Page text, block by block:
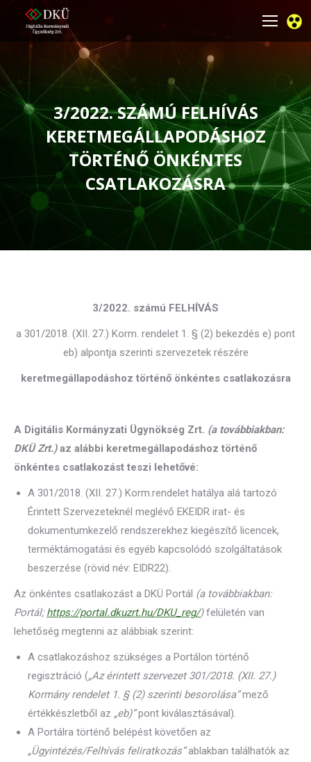
3/2022. SZÁMÚ FELHÍVÁS
KERETMEGÁLLAPODÁSHOZ
TÖRTÉNŐ ÖNKÉNTES
CSATLAKOZÁSRA
You are here:
3/2022. számú FELHÍVÁS
a 301/2018. (XII. 27.) Korm. rendelet 1. § (2) bekezdés e) pont
eb) alpontja szerinti szervezetek részére
keretmegállapodáshoz történő önkéntes csatlakozásra
A Digitális Kormányzati Ügynökség Zrt. (a továbbiakban:
DKÜ Zrt.)az alábbi keretmegállapodáshoz történő
önkéntes csatlakozást teszi lehetővé:
A 301/2018. (XII. 27.) Korm.rendelet hatálya alá tartozó
Érintett Szervezeteknél meglévő EKEIDR irat- és
dokumentumkezelő rendszerekhez kiegészítő licencek,
terméktámogatási és egyéb kapcsolódó szolgáltatások
beszerzése (rövid név: EIDR22).
Az önkéntes csatlakozást a DKÜ Portál (a továbbiakban:
Portál;https://portal.dkuzrt.hu/DKU_reg/)felületén van
lehetőség megtenni az alábbiak szerint:
A csatlakozáshoz szükséges a Portálon történő
regisztráció („Az érintett szervezet 301/2018. (XII. 27.)
Kormány rendelet 1. § (2) szerinti besorolása”mező
értékkészletből az „eb)”pont kiválasztásával).
A Portálra történő belépést követően az
„Ügyintézés/Felhívás feliratkozás”ablakban találhatók az